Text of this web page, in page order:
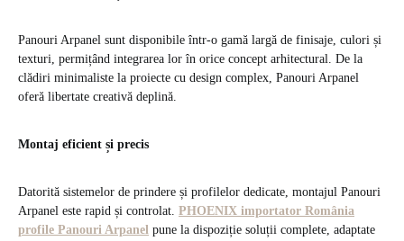
Panouri Arpanel sunt disponibile într-o gamă largă de finisaje, culori și
texturi, permițând integrarea lor în orice concept arhitectural. De la
clădiri minimaliste la proiecte cu design complex, Panouri Arpanel
oferă libertate creativă deplină.
Montaj eficient și precis
Datorită sistemelor de prindere și profilelor dedicate, montajul Panouri
Arpanel este rapid și controlat. PHOENIX importator România
profile Panouri Arpanel pune la dispoziție soluții complete, adaptate